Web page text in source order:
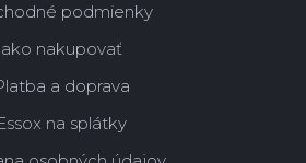
podmienky
ako nakupovať
a doprava
na splátky